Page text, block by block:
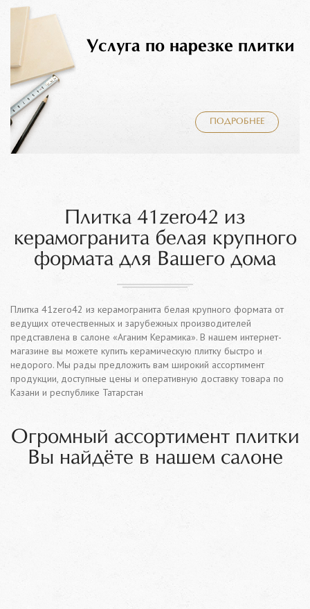
Услуга по нарезке плитки
ПОДРОБНЕЕ
Плитка 41zero42 из
керамогранита белая крупного
формата для Вашего дома
Плитка 41zero42 из керамогранита белая крупного формата от
ведущих отечественных и зарубежных производителей
представлена в салоне «Аганим Керамика». В нашем интернет-
магазине вы можете купить керамическую плитку быстро и
недорого. Мы рады предложить вам широкий ассортимент
продукции, доступные цены и оперативную доставку товара по
Казани и республике Татарстан
Огромный ассортимент плитки
Вы найдёте в нашем салоне